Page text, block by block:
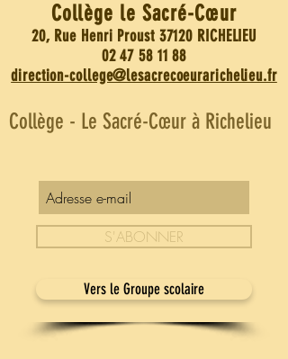
Collège le Sacré-Cœur
20, Rue Henri Proust 37120 RICHELIEU
02 47 58 11 88
direction-college@lesacrecoeurarichelieu.fr
Collège - Le Sacré-Cœur à Richelieu
S'ABONNER
Vers le Groupe scolaire